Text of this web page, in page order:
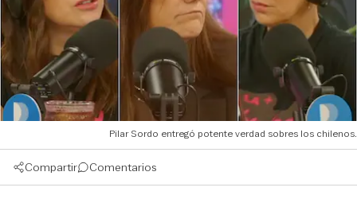
Pilar Sordo entregó potente verdad sobres los chilenos.
Compartir Comentarios